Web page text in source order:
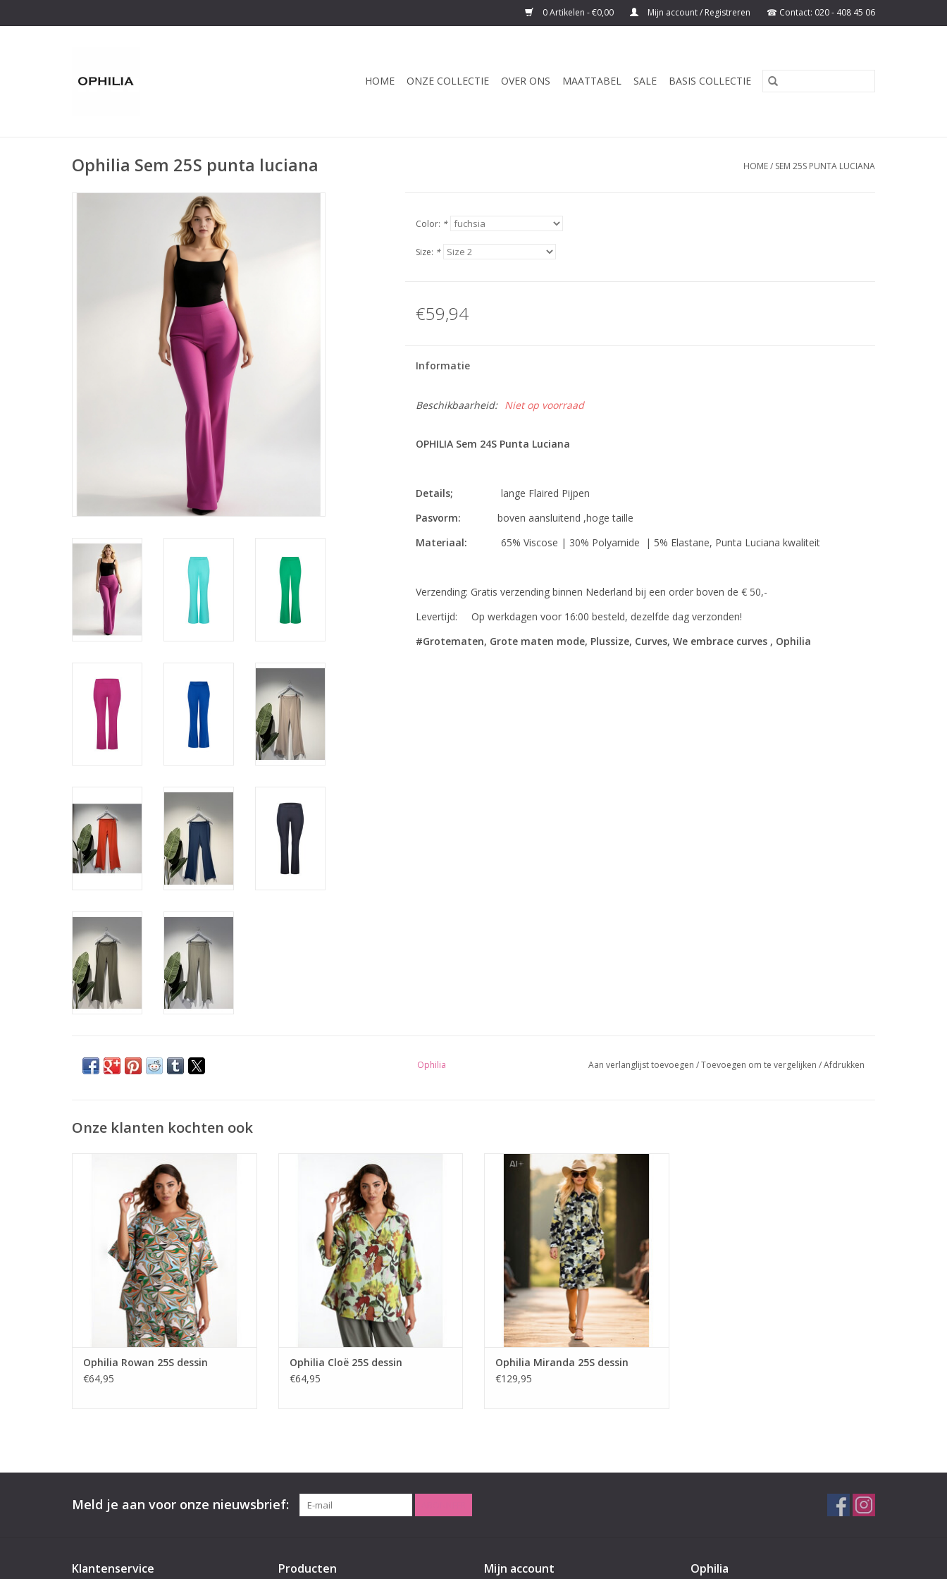
0 Artikelen - €0,00 Mijn account / Registreren
HOME ONZE COLLECTIE OVER ONS MAATTABEL SALE BASIS COLLECTIE
Ophilia Sem 25S punta luciana HOME/ SEM 25S PUNTA LUCIANA
Color: *
Size: *
€59,94
Informatie
Beschikbaarheid: Niet op voorraad
OPHILIA Sem 24S Punta Luciana
Details; lange Flaired Pijpen
Pasvorm:
boven aansluitend ,hoge taille
Materiaal: 65% Viscose | 30% Polyamide | 5% Elastane, Punta Luciana kwaliteit
Verzending: Gratis verzending binnen Nederland bij een order boven de € 50,-
Levertijd: Op werkdagen voor 16:00 besteld, dezelfde dag verzonden!
#Grotematen, Grote maten mode, Plussize, Curves, We embrace curves , Ophilia
Ophilia Aan verlanglijst toevoegen /Toevoegen om te vergelijken /Afdrukken
Onze klanten kochten ook
TOEVOEGEN AAN WINKELWAGEN
Ophilia Rowan 25S dessin
€64,95
Kraag
v-hals
3/4 mouwen
Pasvorm: Ruim model
Materiaal: 80% Viscose | 20% Polyamide
Print: Vulcanic White | Vulcanic Black |
Blossom Lime | Blossom Orange
TOEVOEGEN AAN WINKELWAGEN
Ophilia Cloë 25S dessin
€64,95
Details
Kraag
Lange mouwen
Viscose
knoopjes
lang
steek zakken
Pasvorm: recht model
Materiaal: 100% Viscose (orchidee print )
80% Viscose | 20% Polyamide (
Flower Navy)
Kleur: Orchidee Green | Orchidee Multi
Ophilia Miranda 25S dessin
€129,95
Meld je aan voor onze nieuwsbrief:
Klantenservice Producten Mijn account Ophilia